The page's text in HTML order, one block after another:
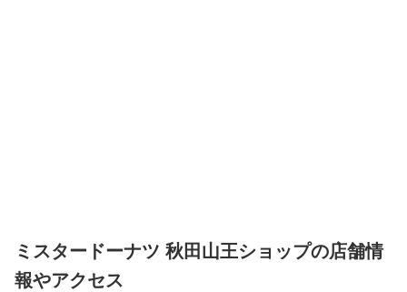
ミスタードーナツ 秋田山王ショップの店舗情
報やアクセス